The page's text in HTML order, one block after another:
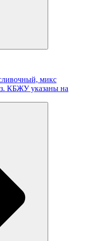
микс
КБЖУ указаны на